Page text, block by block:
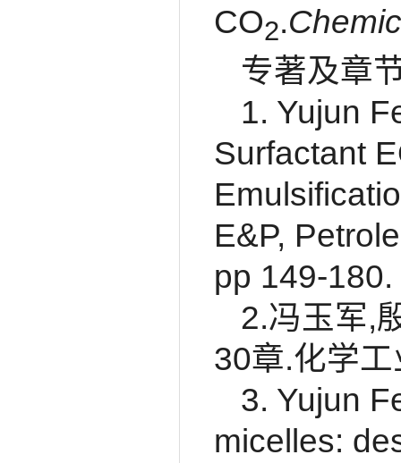
CO2.
专著及章
1. Yujun
Surfactant
E&P,
pp 149-180.
2.冯玉军,
30章.化学
3. Yujun
micelles: